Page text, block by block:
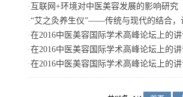
· 互联网+环境对中医美容发展的影响研究
·“艾之灸养生仪”——传统与现代的结合，
·在2016中医美容国际学术高峰论坛上的
·在2016中医美容国际学术高峰论坛上的
·在2016中医美容国际学术高峰论坛上的